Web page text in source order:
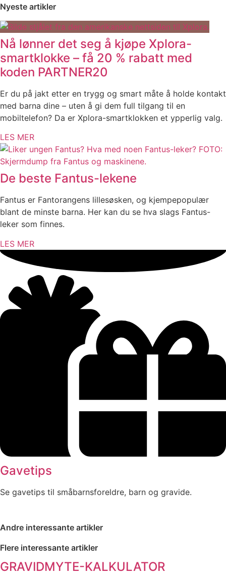
Nyeste artikler
Nå lønner det seg å kjøpe Xplora-
smartklokke – få 20 % rabatt med
koden PARTNER20
Er du på jakt etter en trygg og smart måte å holde kontakt
med barna dine – uten å gi dem full tilgang til en
mobiltelefon? Da er Xplora-smartklokken et ypperlig valg.
LES MER
De beste Fantus-lekene
Fantus er Fantorangens lillesøsken, og kjempepopulær
blant de minste barna. Her kan du se hva slags Fantus-
leker som finnes.
LES MER
Gavetips
Se gavetips til småbarnsforeldre, barn og gravide.
Andre interessante artikler
Flere interessante artikler
GRAVIDMYTE-KALKULATOR